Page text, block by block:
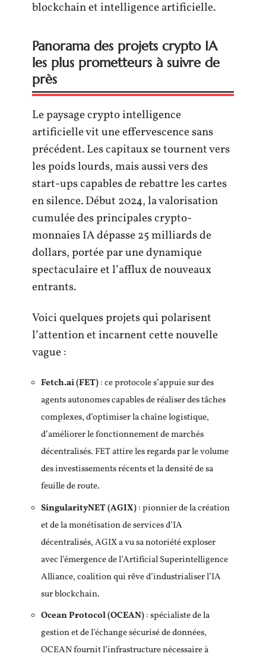
blockchain et intelligence artificielle.
Panorama des projets crypto IA
les plus prometteurs à suivre de
près
Le paysage crypto intelligence
artificielle vit une effervescence sans
précédent. Les capitaux se tournent vers
les poids lourds, mais aussi vers des
start-ups capables de rebattre les cartes
en silence. Début 2024, la valorisation
cumulée des principales crypto-
monnaies IA dépasse 25 milliards de
dollars, portée par une dynamique
spectaculaire et l’afflux de nouveaux
entrants.
Voici quelques projets qui polarisent
l’attention et incarnent cette nouvelle
vague :
Fetch.ai (FET): ce protocole s’appuie sur des
agents autonomes capables de réaliser des tâches
complexes, d’optimiser la chaîne logistique,
d’améliorer le fonctionnement de marchés
décentralisés. FET attire les regards par le volume
des investissements récents et la densité de sa
feuille de route.
SingularityNET (AGIX): pionnier de la création
et de la monétisation de services d’IA
décentralisés, AGIX a vu sa notoriété exploser
avec l’émergence de l’Artificial Superintelligence
Alliance, coalition qui rêve d’industrialiser l’IA
sur blockchain.
Ocean Protocol (OCEAN): spécialiste de la
gestion et de l’échange sécurisé de données,
OCEAN fournit l’infrastructure nécessaire à